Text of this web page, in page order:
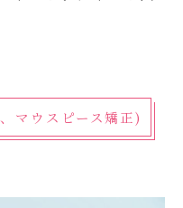
マウスピース矯正)